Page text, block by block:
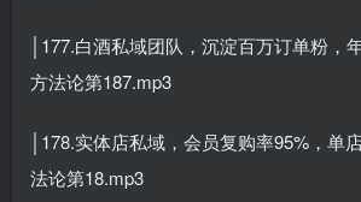
│177.白酒私域团队，沉淀百万订单粉，
方法论第187.mp3
│178.实体店私域，会员复购率95%，单
法论第18.mp3